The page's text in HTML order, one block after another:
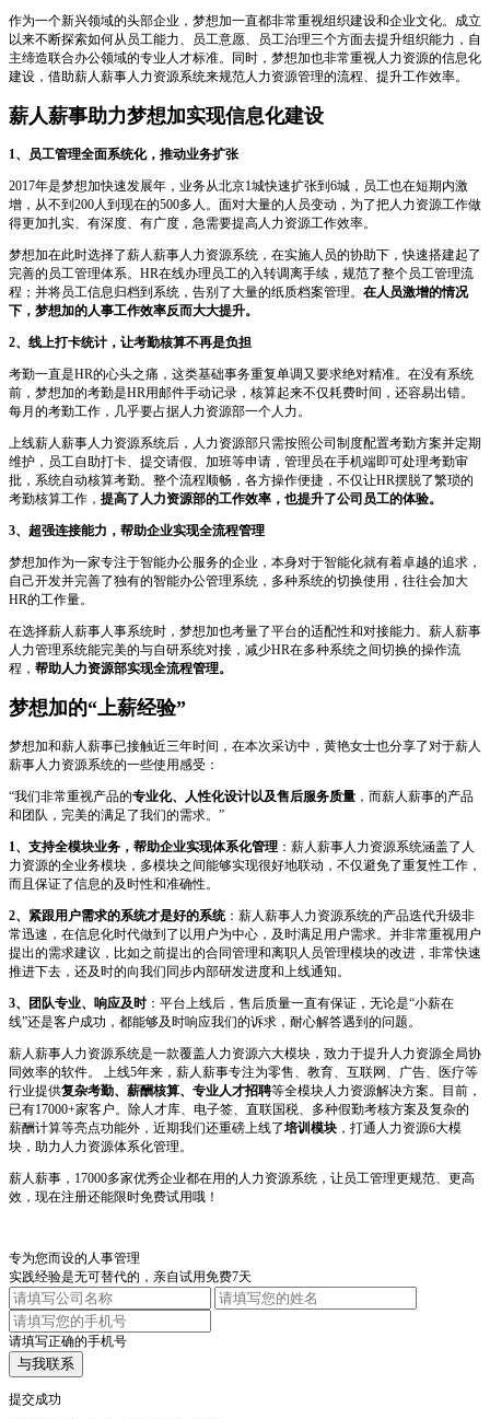
作为一个新兴领域的头部企业，梦想加一直都非常重视组织建设和企业文化。成立
以来不断探索如何从员工能力、员工意愿、员工治理三个方面去提升组织能力，自
主缔造联合办公领域的专业人才标准。同时，梦想加也非常重视人力资源的信息化
建设，借助薪人薪事人力资源系统来规范人力资源管理的流程、提升工作效率。
薪人薪事助力梦想加实现信息化建设
1、员工管理全面系统化，推动业务扩张
2017年是梦想加快速发展年，业务从北京1城快速扩张到6城，员工也在短期内激
增，从不到200人到现在的500多人。面对大量的人员变动，为了把人力资源工作做
得更加扎实、有深度、有广度，急需要提高人力资源工作效率。
梦想加在此时选择了薪人薪事人力资源系统，在实施人员的协助下，快速搭建起了
完善的员工管理体系。HR在线办理员工的入转调离手续，规范了整个员工管理流
程；并将员工信息归档到系统，告别了大量的纸质档案管理。 在人员激增的情况
下，梦想加的人事工作效率反而大大提升。
2、线上打卡统计，让考勤核算不再是负担
考勤一直是HR的心头之痛，这类基础事务重复单调又要求绝对精准。在没有系统
前，梦想加的考勤是HR用邮件手动记录，核算起来不仅耗费时间，还容易出错。
每月的考勤工作，几乎要占据人力资源部一个人力。
上线薪人薪事人力资源系统后，人力资源部只需按照公司制度配置考勤方案并定期
维护，员工自助打卡、提交请假、加班等申请，管理员在手机端即可处理考勤审
批，系统自动核算考勤。整个流程顺畅，各方操作便捷，不仅让HR摆脱了繁琐的
考勤核算工作， 提高了人力资源部的工作效率，也提升了公司员工的体验。
3、超强连接能力，帮助企业实现全流程管理
梦想加作为一家专注于智能办公服务的企业，本身对于智能化就有着卓越的追求，
自己开发并完善了独有的智能办公管理系统，多种系统的切换使用，往往会加大
HR的工作量。
在选择薪人薪事人事系统时，梦想加也考量了平台的适配性和对接能力。薪人薪事
人力管理系统能完美的与自研系统对接，减少HR在多种系统之间切换的操作流
程， 帮助人力资源部实现全流程管理。
梦想加的“ 上薪经验”
梦想加和薪人薪事已接触近三年时间，在本次采访中，黄艳女士也分享了对于薪人
薪事人力资源系统的一些使用感受：
“我们非常重视产品的专业化、人性化设计以及售后服务质量 ，而薪人薪事的产品
和团队，完美的满足了我们的需求。”
1 、支持全模块业务，帮助企业实现体系化管理 ：薪人薪事人力资源系统涵盖了人
力资源的全业务模块，多模块之间能够实现很好地联动，不仅避免了重复性工作，
而且保证了信息的及时性和准确性。
2、紧跟用户需求的系统才是好的系统：薪人薪事人力资源系统的产品迭代升级非
常迅速，在信息化时代做到了以用户为中心，及时满足用户需求。并非常重视用户
提出的需求建议，比如之前提出的合同管理和离职人员管理模块的改进，非常快速
推进下去，还及时的向我们同步内部研发进度和上线通知。
3、团队专业、响应及时：平台上线后，售后质量一直有保证，无论是“小薪在
线”还是客户成功，都能够及时响应我们的诉求，耐心解答遇到的问题。
薪人薪事人力资源系统是一款覆盖人力资源六大模块，致力于提升人力资源全局协
同效率的软件。 上线5年来，薪人薪事专注为零售、教育、互联网、广告、医疗等
行业提供复杂考勤、薪酬核算、专业人才招聘等全模块人力资源解决方案。目前，
已有17000+家客户。除人才库、电子签、直联国税、多种假勤考核方案及复杂的
薪酬计算等亮点功能外，近期我们还重磅上线了培训模块 ，打通人力资源6大模
块，助力人力资源体系化管理。
薪人薪事，17000多家优秀企业都在用的人力资源系统，让员工管理更规范、更高
效，现在注册还能限时免费试用哦！
专为您而设的人事管理
实践经验是无可替代的，亲自试用免费7天
请填写正确的手机号
与我联系
提交成功